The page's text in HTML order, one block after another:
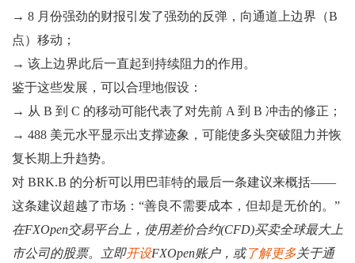
→ 8 月份强劲的财报引发了强劲的反弹，向通道上边界（B
点）移动；
→ 该上边界此后一直起到持续阻力的作用。
鉴于这些发展，可以合理地假设：
→ 从 B 到 C 的移动可能代表了对先前 A 到 B 冲击的修正；
→ 488 美元水平显示出支撑迹象，可能使多头突破阻力并恢
复长期上升趋势。
对 BRK.B 的分析可以用巴菲特的最后一条建议来概括——
这条建议超越了市场：“善良不需要成本，但却是无价的。”
在FXOpen交易平台上，使用差价合约(CFD)买卖全球最大上
市公司的股票。立即开设FXOpen账户，或了解更多关于通